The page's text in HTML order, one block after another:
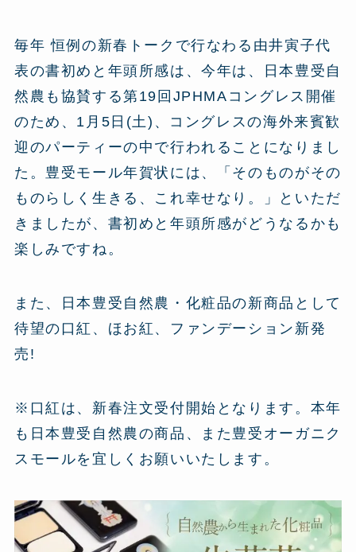
毎年 恒例の新春トークで行なわる由井寅子代
表の書初めと年頭所感は、今年は、日本豊受自
然農も協賛する第19回JPHMAコングレス開催
のため、1月5日(土)、コングレスの海外来賓歓
迎のパーティーの中で行われることになりまし
た。豊受モール年賀状には、「そのものがその
ものらしく生きる、これ幸せなり。」といただ
きましたが、書初めと年頭所感がどうなるかも
楽しみですね。
また、日本豊受自然農・化粧品の新商品として
待望の口紅、ほお紅、ファンデーション新発
売!
※口紅は、新春注文受付開始となります。本年
も日本豊受自然農の商品、また豊受オーガニク
スモールを宜しくお願いいたします。